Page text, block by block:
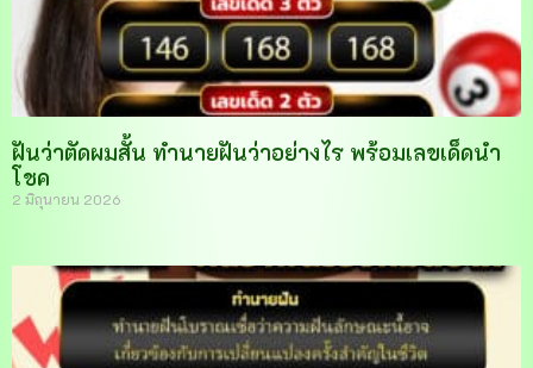
ฝันว่าตัดผมสั้น ทำนายฝันว่าอย่างไร พร้อมเลขเด็ดนำ
โชค
2 มิถุนายน 2026